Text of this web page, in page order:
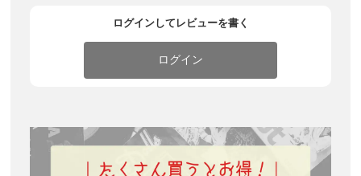
ログインしてレビューを書く
ログイン